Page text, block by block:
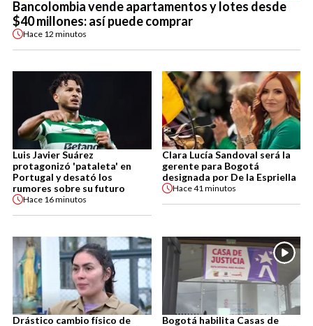
Bancolombia vende apartamentos y lotes desde
$40 millones: así puede comprar
Hace 12 minutos
Luis Javier Suárez
protagonizó 'pataleta' en
Portugal y desató los
rumores sobre su futuro
Hace 16 minutos
Clara Lucía Sandoval será la
gerente para Bogotá
designada por De la Espriella
Hace41 minutos
Drástico cambio físico de
Bogotá habilita Casas de